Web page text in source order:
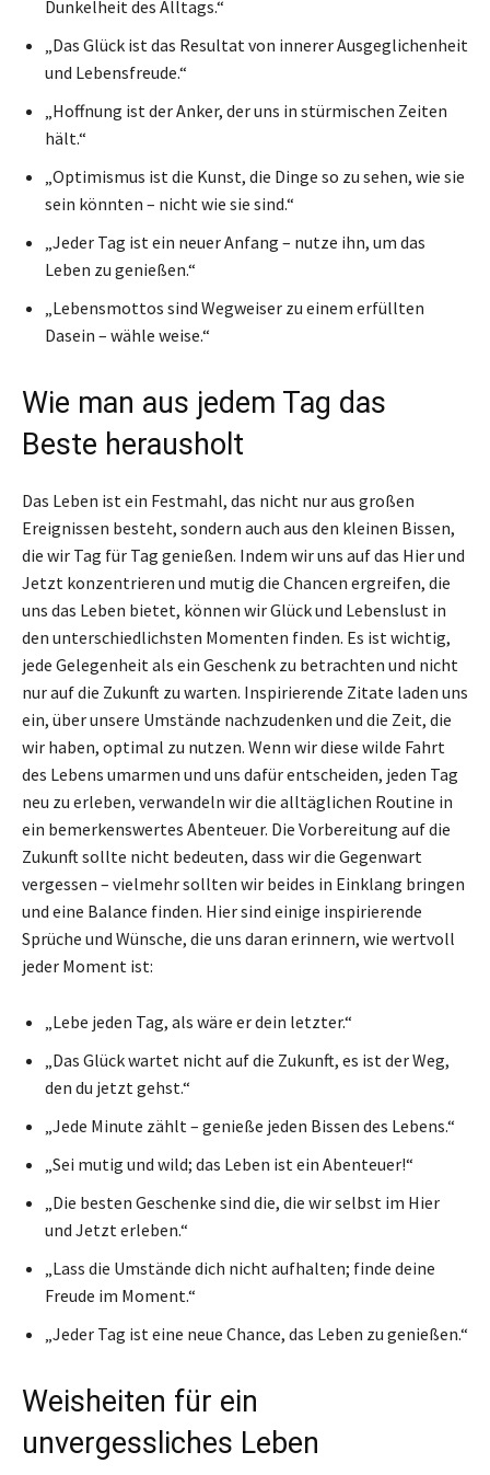
Dunkelheit des Alltags.“
„Das Glück ist das Resultat von innerer Ausgeglichenheit
und Lebensfreude.“
„Hoffnung ist der Anker, der uns in stürmischen Zeiten
hält.“
„Optimismus ist die Kunst, die Dinge so zu sehen, wie sie
sein könnten – nicht wie sie sind.“
„Jeder Tag ist ein neuer Anfang – nutze ihn, um das
Leben zu genießen.“
„Lebensmottos sind Wegweiser zu einem erfüllten
Dasein – wähle weise.“
Wie man aus jedem Tag das
Beste herausholt
Das Leben ist ein Festmahl, das nicht nur aus großen
Ereignissen besteht, sondern auch aus den kleinen Bissen,
die wir Tag für Tag genießen. Indem wir uns auf das Hier und
Jetzt konzentrieren und mutig die Chancen ergreifen, die
uns das Leben bietet, können wir Glück und Lebenslust in
den unterschiedlichsten Momenten finden. Es ist wichtig,
jede Gelegenheit als ein Geschenk zu betrachten und nicht
nur auf die Zukunft zu warten. Inspirierende Zitate laden uns
ein, über unsere Umstände nachzudenken und die Zeit, die
wir haben, optimal zu nutzen. Wenn wir diese wilde Fahrt
des Lebens umarmen und uns dafür entscheiden, jeden Tag
neu zu erleben, verwandeln wir die alltäglichen Routine in
ein bemerkenswertes Abenteuer. Die Vorbereitung auf die
Zukunft sollte nicht bedeuten, dass wir die Gegenwart
vergessen – vielmehr sollten wir beides in Einklang bringen
und eine Balance finden. Hier sind einige inspirierende
Sprüche und Wünsche, die uns daran erinnern, wie wertvoll
jeder Moment ist:
„Lebe jeden Tag, als wäre er dein letzter.“
„Das Glück wartet nicht auf die Zukunft, es ist der Weg,
den du jetzt gehst.“
„Jede Minute zählt – genieße jeden Bissen des Lebens.“
„Sei mutig und wild; das Leben ist ein Abenteuer!“
„Die besten Geschenke sind die, die wir selbst im Hier
und Jetzt erleben.“
„Lass die Umstände dich nicht aufhalten; finde deine
Freude im Moment.“
„Jeder Tag ist eine neue Chance, das Leben zu genießen.“
Weisheiten für ein
unvergessliches Leben